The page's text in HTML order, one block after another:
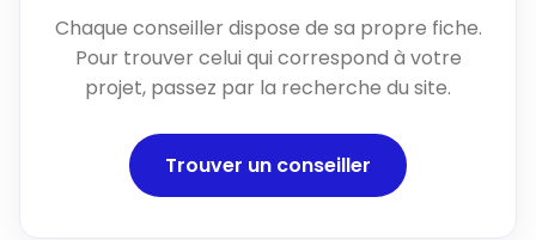
Chaque conseiller dispose de sa propre fiche.
Pour trouver celui qui correspond à votre
projet, passez par la recherche du site.
Trouver un conseiller